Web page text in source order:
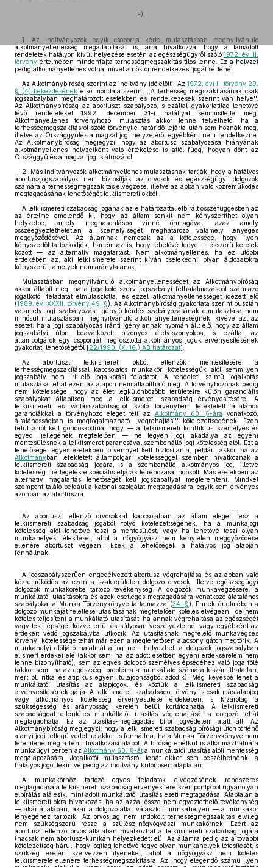
E)
1. Az indítványozók egyik csoportja kérte mulasztásban megnyilvánuló
alkotmányellenesség megállapítását is, arra hivatkozva, hogy a támadott
rendeletek hatályon kívül helyezése esetén az egészségügyről szóló 1972. évi II.
törvény értelmében mindenfajta terhességmegszakítás tilos lenne. Ez a helyzet
pedig alkotmányellenes volna, mivel a nők önrendelkezési jogát sértené.
Az Alkotmánybíróság szerint az indítvány idő előtti. Az 1972. évi II. törvény 29.
§ (4) bekezdésének első mondata szerint ,,A terhesség megszakításának csak
jogszabályban meghatározott esetekben és rendelkezések szerint van helye''.
Az Alkotmánybíróság az abortuszt szabályozó, s ezáltal gyakorlatilag lehetővé
tévő rendeleteket 1992. december 31-i hatállyal semmisítette meg.
Alkotmányellenes törvényhozói mulasztás akkor lenne felvethető, ha a
terhességmegszakításról szóló törvényt e határidő lejárta után sem hoznák meg,
illetve az Országgyűlés a magzat jogi helyzetéről egyébként nem rendelkezne.
Az Alkotmánybíróság megjegyzi, hogy az abortusz szabályozása hiányának
alkotmányellenes helyzetként való értékelése is attól függ, hogyan dönt az
Országgyűlés a magzat jogi státuszáról.
2. Más indítványozók alkotmányellenes mulasztásnak tartják, hogy a hatályos
abortuszjogszabályok nem biztosítják az orvosok és egészségügyi dolgozók
számára a terhességmegszakítás elvégzése, illetve az abban való közreműködés
megtagadásának lehetőségét lelkiismereti okból.
A lelkiismereti szabadság jogának az e határozattal elbírált összefüggésben az
az értelme emelendő ki, hogy az állam senkit nem kényszeríthet olyan
helyzetbe, amely meghasonlásba vinné önmagával, azaz amely
összeegyeztethetetlen a személyiségét meghatározó valamely lényeges
meggyőződésével. Az államnak nemcsak az a kötelessége, hogy ilyen
kényszertől tartózkodjék, hanem az is, hogy lehetővé tegye — ésszerű keretek
között — az alternatív magatartást. Nem alkotmányellenes, ha ez utóbbi
érdekében az, aki lelkiismerete szerint kíván cselekedni, olyan áldozatokra
kényszerül, amelyek nem aránytalanok.
Mulasztásban megnyilvánuló alkotmányellenességet az Alkotmánybíróság
akkor állapít meg, ha a jogalkotó szerv jogszabályi felhatalmazásból származó
jogalkotói feladatát elmulasztotta, és ezzel alkotmányellenességet idézett elő
(1989. évi XXXII. törvény 49. §). Az Alkotmánybíróság gyakorlata szerint pusztán
valamely jogi szabályozást igénylő kérdés szabályozásának elmulasztása nem
minősül mulasztásban megnyilvánuló alkotmányellenességnek, kivéve azt az
esetet, ha a jogi szabályozás iránti igény annak nyomán állt elő, hogy az állam
jogszabályi úton beavatkozott bizonyos életviszonyokba, s ezáltal az
állampolgárok egy csoportját megfosztotta alkotmányos joguk érvényesítésének
gyakorlati lehetőségétől [22/1990. (X. 16.) AB határozat].
Az abortuszt lelkiismereti okból ellenzők mentesítésére a
terhességmegszakítással kapcsolatos munkaköri kötelességűk alól semmilyen
jogszabály nem írt elő jogalkotási feladatot. A rendeleti szintű jogalkotás
mulasztása tehát ezen az alapon nem állapítható meg. A törvényhozónak pedig
nem kötelessége, hogy az élet legkülönbözőbb területeire külön garanciális
szabályokat állapítson meg a lelkiismereti szabadság érvényesítésére. A
lelkiismereti és vallásszabadságról szóló törvényben lefektetett általános
garanciákkal a törvényhozó eleget tett az Alkotmány 60. §-ára vonatkozó,
általánosságban is megfogalmazható ,,végrehajtási'' kötelezettségének. Ezen
felül arról kell gondoskodnia, hogy — a lelkiismereti konfliktus személyes és
egyedi jellegének megfelelően — ne legyen jogi akadálya az egyéni
mentesülésnek a lelkiismeret parancsával szembenálló jogi kötelesség alól. Ezt a
lehetőséget egyes esetekben törvénnyel kell biztosítania, például akkor, ha az
Alkotmányban lefektetett állampolgári kötelességgel szemben hivatkoznak a
lelkiismereti szabadság jogára, s a szembenálló alkotmányos jog, illetve
kötelesség mérlegelésre speciális eljárás létrehozása indokolt. Más esetekben az
alternativ magatartás lehetőségét kell jogszabállyal megteremteni. Mindkét
szempont találó például a katonai szolgálat megtagadására, egyik sem érvényes
azonban az abortuszra.
Az abortuszt ellenző orvosokkal kapcsolatban az állam eleget tesz a
lelkiismereti szabadság jogából folyó kötelezettségének, ha a munkajogi
kötelesség alól lehetővé teszi a mentesülést, vagy ha lehetővé teszi olyan
munkahelyek létesítését, ahol a nőgyógyász nem kénytelen meggyőződése
ellenére abortuszt végezni. Ezek a lehetőségek a hatályos jog alapján
fennállnak.
A jogszabályszerűen engedélyezett abortusz végrehajtása és az abban való
közreműködés az ezen a szakterületen dolgozó orvosok, illetve egészségügyi
dolgozók munkakörébe tartozó tevékenység. A dolgozók munkavégzésére, a
munkáltatói utasításokra és azok esetleges megtagadására vonatkozó álatalános
szabályokat a Munka Törvénykönyve tartalmazza (34. §). Ennek értelmében a
dolgozó munkáját felettese utasításának megfelelően köteles elvégezni, de nem
köteles teljesíteni a munkáltató utasítását, ha annak végrehajtása az egészségét
vagy testi épségét közvetlenül és súlyosan veszélyeztetné, vagy egyébként az
érdekeit védő jogszabályba ütközik. Az utasításnak megfelelő munkavégzés
törvényi kötelessége tehát már ezen a meglehetősen alacsony gáton megtörik. A
munkahelyi elöljáró hatalmát a jog nem helyezheti a dolgozók jogszabályban
elismert érdekei elé (akkor sem, ha az adott esetben egyéni érdeksérelem nem
lenne bizonyítható), sem az egyes dolgozó személyes épségéhez való joga fölé
(akkor sem, ha az egészségi probléma a munkáltató számára kiszámíthatatlan,
mert pl. ritka és atipikus egyéni tulajdonságból adódik). Még kevésbé lehet a
munkáltatói utasítás az alapjogok, és köztük a lelkiismereti szabadság
érvényesítésének gátja. A lelkiismereti szabadságot törvény is csak más alapjog
vagy alkotmányos kötelesség érvényesülése érdekében, s kizárólag a
szükségesség és arányosság keretén belül korlátozhatja. A lelkiismereti
szabadsággal ellentétes munkáltatói utasítás végrehajtását a dolgozó tehát
megtagadhatja. Ez az utasítás-megtagadás bírói jogvédelem alatt áll. Az
Alkotmánybíróság megjegyzi, hogy a lelkiismereti szabadság bírósági úton történő
alanyi jogi jellegű védelme akkor is fennállna, ha a Munka Törvénykönyve nem
teremtené meg a fenti hivatkozási alapot. A bíróság enélkül is alkalmazhatná a
munkaügyi perben azAlkotmány 60. §-áta munkáltatói utasítás alóli mentesség
megalapozására. Jogalkotói mulasztásról tehát ekkor sem beszélhetnénk; a
hatályos jogot tekintve pedig az indítvány különösen alaptalan.
A munkakörhöz tartozó egyes feladatok elvégzésének rendszeres
megtagadása a lelkiismereti szabadság érvényesítése szempontjából ugyanolyan
elbírálás alá esik, mint adott munkáltatói utasítás eseti megtagadása. Alaptalan a
lelkiismereti okra hivatkozás, ha az azzal össze nem egyeztethető tevékenység
— akár általában, akár a dolgozó által választott munkahelyen — a munkakör
lényegéhez tartozik. Az orvosilag nem indokolt terhességmegszakítás elvileg
nem szükségszerű része a szülész-nőgyógyászi munkakörnek. Ezért az
abortuszt ellenző orvos általában hivatkozhat a lelkiismereti szabadság jogára
(hacsak nem abortusz-klinikán helyezkedett el). Az államra pedig az a további
kötelezettség hárul, hogy jogilag lehetővé tegye olyan munkahelyek létesítését, s
szükség esetén szervezzen ilyeneket, ahol a nőgyógyász nem köteles
lelkiismerete ellenére terhességmegszakításra. Az, hogy elegendő számú ilyen